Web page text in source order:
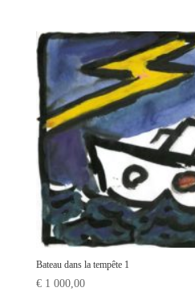
Bateau dans la tempête 1
€1 000,00